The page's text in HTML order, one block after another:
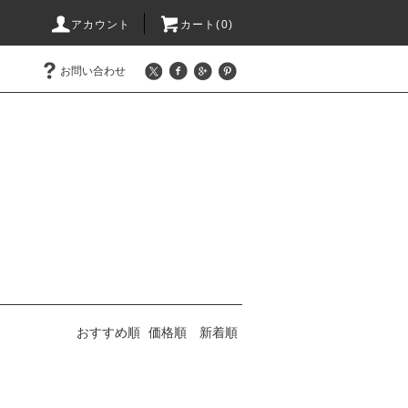
アカウント カート(0)
お問い合わせ
おすすめ順 価格順 新着順